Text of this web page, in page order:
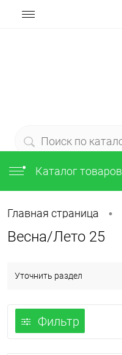
Каталог товаров
Главная страница •
Весна/Лето 25
Уточнить раздел
Фильтр